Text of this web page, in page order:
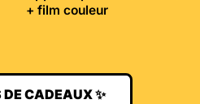
+ film couleur
CADEAUX ✨